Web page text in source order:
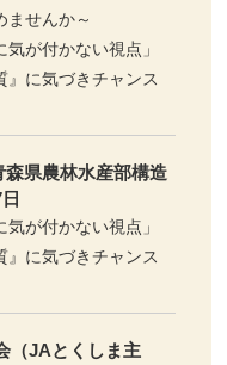
ませんか～
が付かない視点」
』に気づきチャンス
県農林水産部構造
が付かない視点」
』に気づきチャンス
（JAとくしま主